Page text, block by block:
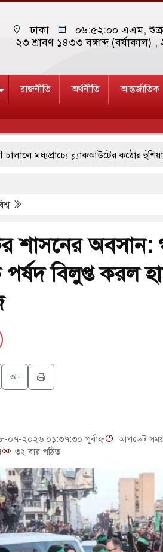
ঢাকা ০৬:৫২:০১ এএম,
২৩ শ্রাবণ ১৪৩৩ বঙ্গাব্দ (বর্ষাকাল) ,
রাজনীতি অর্থনীতি আন্তর্জাতিক
ব্ল্যাকআউটের কঠোর হুঁশিয়ারি ইরানের
জুমার বয়ান ও নামাজ পড়াবেন দেওবন্দের
আবেদন, বরগুনার এসআইয়ের বিরুদ্ধে
সৌদির বিনিয়োগের আহবান প্রধানমন্ত্রীর
পথে ইসরায়েলীরা,হাতছাড়ার ঝুঁকিতে
আজ বিক্ষোভ
জাদুঘরের উদ্বোধন প্রধানমন্ত্রীর
পোশাক রপ্তানিতে দ্বিতীয় স্থানে বাংলাদেশ
সেনাসদস্য জামিনে মুক্ত
শাসনের অবসান:
পর্ষদ বিলুপ্ত করল
অ-
২০২৬ ০১:৩৭:৩০ পূর্বাহ্ন
আপডেট
৩২ বার পঠিত